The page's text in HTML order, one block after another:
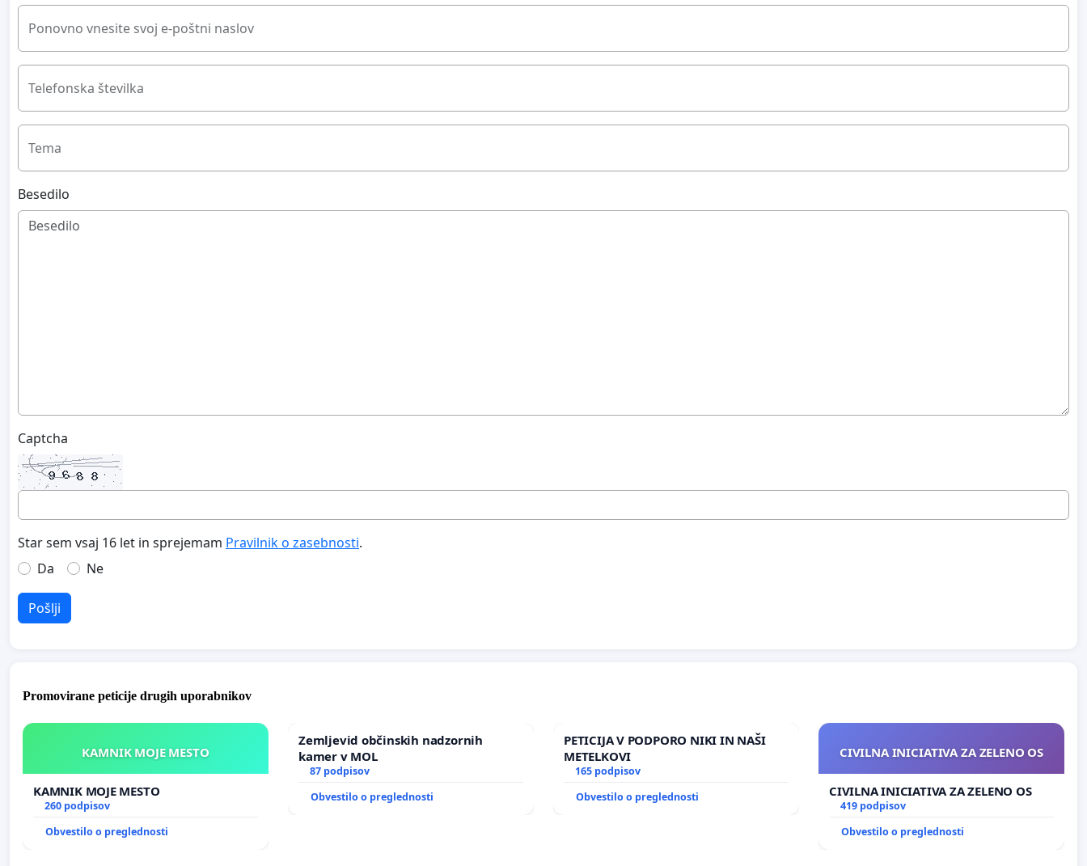
Ponovno vnesite svoj e-poštni naslov
Telefonska številka
Tema
Besedilo
Captcha
Star sem vsaj 16 let in sprejemam Pravilnik o zasebnosti.
Da
Ne
Pošlji
Promovirane peticije drugih uporabnikov
KAMNIK MOJE MESTO
KAMNIK MOJE MESTO
260 podpisov
Obvestilo o preglednosti
Zemljevid občinskih nadzornih
kamer v MOL
87 podpisov
Obvestilo o preglednosti
PETICIJA V PODPORO NIKI IN NAŠI
METELKOVI
165 podpisov
Obvestilo o preglednosti
CIVILNA INICIATIVA ZA ZELENO OS
CIVILNA INICIATIVA ZA ZELENO OS
419 podpisov
Obvestilo o preglednosti